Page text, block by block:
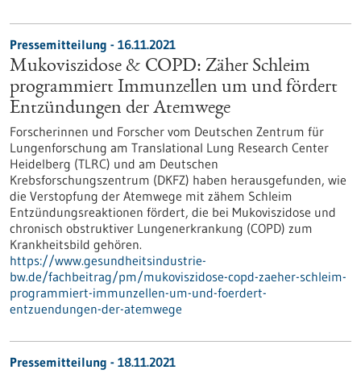
Pressemitteilung - 16.11.2021
Mukoviszidose & COPD: Zäher Schleim
programmiert Immunzellen um und fördert
Entzündungen der Atemwege
Forscherinnen und Forscher vom Deutschen Zentrum für
Lungenforschung am Translational Lung Research Center
Heidelberg (TLRC) und am Deutschen
Krebsforschungszentrum (DKFZ) haben herausgefunden, wie
die Verstopfung der Atemwege mit zähem Schleim
Entzündungsreaktionen fördert, die bei Mukoviszidose und
chronisch obstruktiver Lungenerkrankung (COPD) zum
Krankheitsbild gehören.
https://www.gesundheitsindustrie-
bw.de/fachbeitrag/pm/mukoviszidose-copd-zaeher-schleim-
programmiert-immunzellen-um-und-foerdert-
entzuendungen-der-atemwege
Pressemitteilung - 18.11.2021